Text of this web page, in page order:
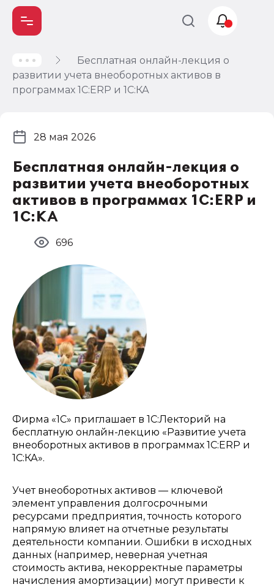
Бесплатная онлайн-лекция о
развитии учета внеоборотных активов в
программах 1С:ERP и 1С:КА
Бесплатная онлайн-лекция о
развитии учета внеоборотных
активов в программах 1С:ERP и
1С:КА
28 мая 2026
696
Фирма «1С» приглашает в 1С:Лекторий на
бесплатную онлайн-лекцию «Развитие учета
внеоборотных активов в программах 1С:ERP и
1С:КА».
Учет внеоборотных активов — ключевой
элемент управления долгосрочными
ресурсами предприятия, точность которого
напрямую влияет на отчетные результаты
деятельности компании. Ошибки в исходных
данных (например, неверная учетная
стоимость актива, некорректные параметры
начисления амортизации) могут привести к
Учет и
налогообложение